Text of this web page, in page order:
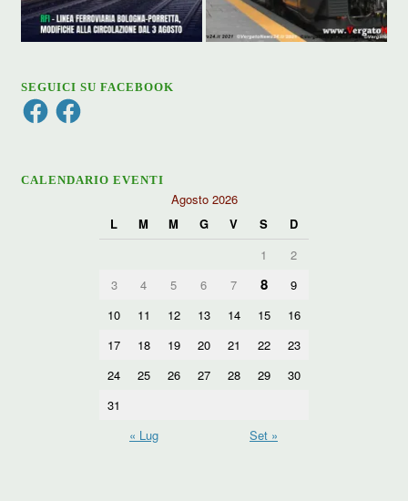
SEGUICI SU FACEBOOK
FacebookFacebook
CALENDARIO EVENTI
Agosto 2026
L
M M G V S
D
1
2
3
4 5 6 7 8
9
10
11 12 13 14 15
16
17
18 19 20 21 22
23
24
25 26 27 28 29
30
31
« Lug
Set »